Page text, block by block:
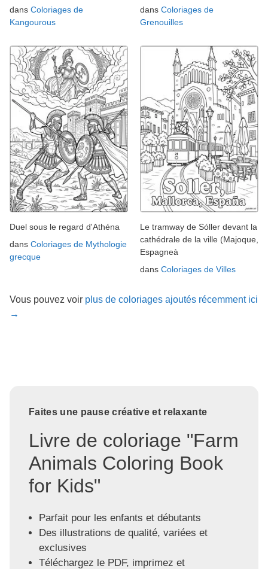
dans Coloriages de
Kangourous
dans Coloriages de
Grenouilles
Duel sous le regard d'Athéna
dans Coloriages de Mythologie
grecque
Le tramway de Sóller devant la
cathédrale de la ville (Majoque,
Espagneà
dans Coloriages de Villes
Vous pouvez voir plus de coloriages ajoutés récemment ici
→
Faites une pause créative et relaxante
Livre de coloriage "Farm
Animals Coloring Book
for Kids"
Parfait pour les enfants et débutants
Des illustrations de qualité, variées et
exclusives
Téléchargez le PDF, imprimez et